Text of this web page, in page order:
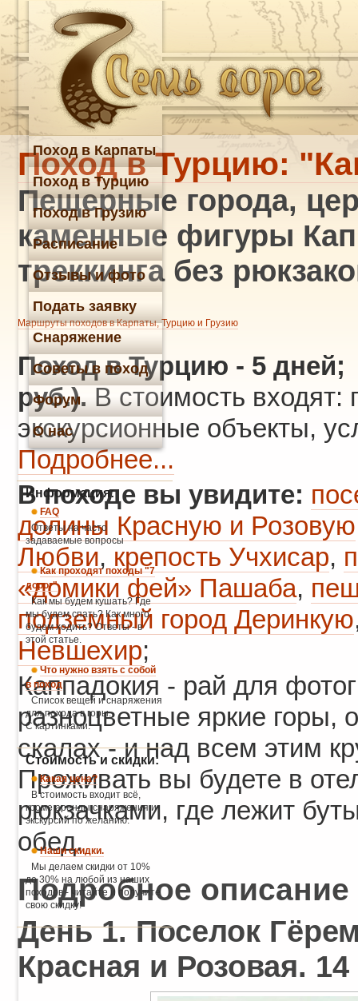
Поход в Турцию:
Пещерные города,
каменные фигуры
треккинга без
Маршруты походов в Карпаты, Турцию и Грузию
Поход в Турцию - 5 дней;
руб.). В стоимость входят:
экскурсионные объекты,
Подробнее...
В походе вы увидите:
долины Красную и Розовую
Любви, крепость Учхисар,
«домики фей» Пашаба,
подземный город Деринкую
Невшехир;
Каппадокия - рай для
разноцветные яркие
скалах - и над всем этим
Проживать вы будете в
рюкзачками, где лежит
обед.
Подробное описание
День 1. Поселок
Красная и Розовая.
Поход в Карпаты
Поход в Турцию
Поход в Грузию
Расписание
Отзывы и фото
Подать заявку
Снаряжение
Советы в поход
Форум
О нас
Информация:
FAQ
Ответы на часто
задаваемые вопросы
Как проходят походы "7
дорог"
Как мы будем кушать? Где
мы будем спать? Как много
будем ходить? Ответы - в
этой статье.
Что нужно взять с собой
в поход
Список вещей и снаряжения
для похода в горы.
С картинками.
Стоимость и скидки:
Какая цена?
В стоимость входит всё,
кроме аренды снаряжения и
экскурсий по желанию.
Наши скидки.
Мы делаем скидки от 10%
до 30% на любой из наших
походов - читайте и получите
свою скидку!